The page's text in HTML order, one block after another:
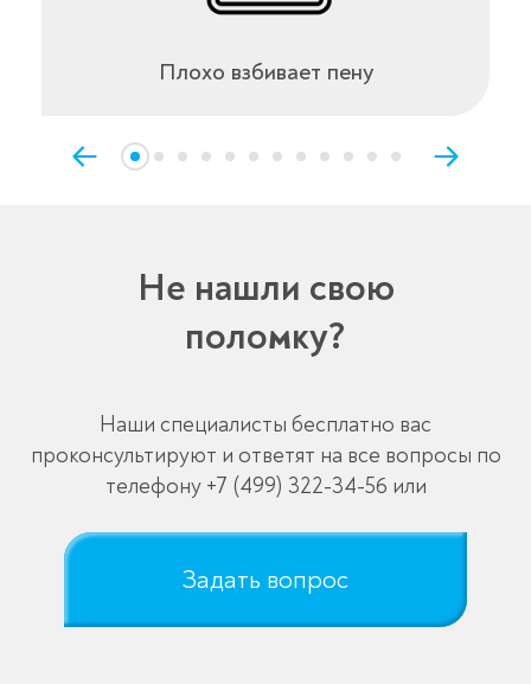
Плохо взбивает пену
Не нашли свою
поломку?
Наши специалисты бесплатно вас
проконсультируют и ответят на все вопросы по
телефону +7 (499) 322-34-56 или
Задать вопрос